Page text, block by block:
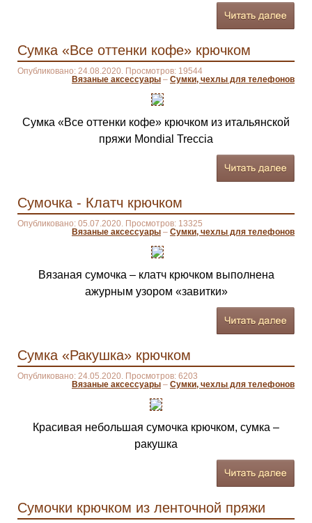
Сумка «Все оттенки кофе» крючком
Опубликовано: 24.08.2020. Просмотров: 19544
Вязаные аксессуары – Сумки, чехлы для телефонов
Сумка «Все оттенки кофе» крючком из итальянской
пряжи Mondial Treccia
Сумочка - Клатч крючком
Опубликовано: 05.07.2020. Просмотров: 13325
Вязаные аксессуары – Сумки, чехлы для телефонов
Вязаная сумочка – клатч крючком выполнена
ажурным узором «завитки»
Сумка «Ракушка» крючком
Опубликовано: 24.05.2020. Просмотров: 6203
Вязаные аксессуары – Сумки, чехлы для телефонов
Красивая небольшая сумочка крючком, сумка –
ракушка
Сумочки крючком из ленточной пряжи